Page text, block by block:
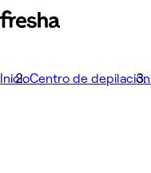
InicioCentro de depilación